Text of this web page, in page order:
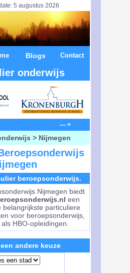
5 augustus 2026
Blogs Contact
onderwijs
--- >
> Nijmegen
beroepsonderwijs.
Nijmegen biedt
een
belangrijkste particuliere
voor beroepsonderwijs,
HBO-opleidingen.
andere keuze